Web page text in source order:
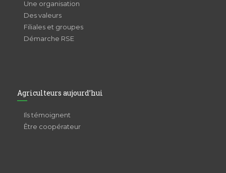
Une organisation
Des valeurs
Filiales et groupes
Démarche RSE
Agriculteurs aujourd’hui
Ils témoignent
Être coopérateur